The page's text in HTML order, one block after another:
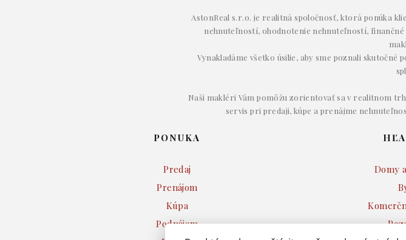
AstonReal s.r.o. je realitná spoločnosť, ktorá ponúka
nehnuteľností, ohodnotenie nehnuteľností,
Vynakladáme všetko úsilie, aby sme poznali
Naši makléri Vám pomôžu zorientovať sa v realitnom
servis pri predaji, kúpe a prenájme
PONUKA
Predaj
Prenájom
Kúpa
Podnájom
Domy